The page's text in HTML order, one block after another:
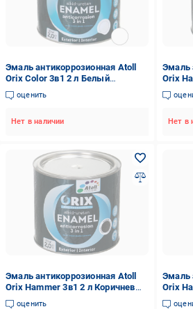
Эмаль антикоррозионная Atoll
Orix Color 3в1 2 л Белый
(2573778077)
оценить
Нет в наличии
Эмаль
Orix
Нет в
Эмаль антикоррозионная Atoll
Orix Hammer 3в1 2 л Коричневый
(2573834169)
оценить
Эмаль
Orix